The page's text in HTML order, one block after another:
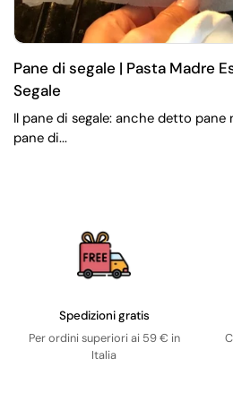
Pane di segale | Pasta Madre
Segale
Il pane di segale: anche detto pane
pane di...
Spedizioni gratis
Per ordini superiori ai 59 € in
Italia